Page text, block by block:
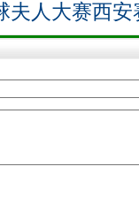
夫人大赛西